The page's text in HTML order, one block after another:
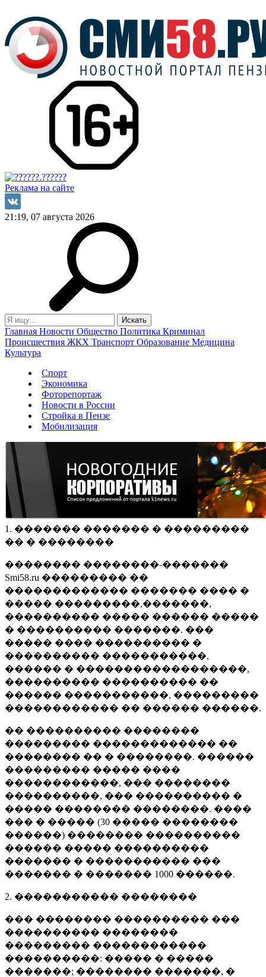
Реклама на сайте
21:19, 07 августа 2026
Главная Новости Общество Политика Криминал
Происшествия ЖКХ Транспорт Образование Медицина
Культура
Спорт
Экономика
Фоторепортаж
Новости в России
Стройка в Пензе
Мобилизация
1. ������� ������� � ���������
�� � ��������
�������� ��������-�������
Smi58.ru ��������� ��
������������� ������� ���� �
����� ���������,�������,
���������� ����� ������ �����
� ���������� �������. ���
����� ���� ���������� �
���������� �����������,
������ � ������������������,
���������� ���������� ��
������ �����������, ���������
������������ �� ������ ������.
�� ���������� ��������
��������� ������������� ��
�������� �� � ��������. ������
��������� ����� ����
������������, ��� ��������
����������, ��� ���������� �
����� �������� ��������. ����
��� � ����� (30 ����� ��������
������) �������� ����������
������ ����� ����������
������� � ����������� ���
������� � ������� 1000 ������.
2. ����������� ��������
��� �������� ���������� ���
���������� ��������
��������� ������������
����������: ����� � �����
�������; �������� �������, �